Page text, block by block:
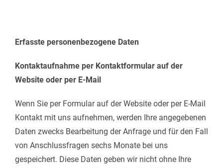
Erfasste personenbezogene Daten
Kontaktaufnahme per Kontaktformular auf der
Website oder per E-Mail
Wenn Sie per Formular auf der Website oder per E-Mail
Kontakt mit uns aufnehmen, werden Ihre angegebenen
Daten zwecks Bearbeitung der Anfrage und für den Fall
von Anschlussfragen sechs Monate bei uns
gespeichert. Diese Daten geben wir nicht ohne Ihre